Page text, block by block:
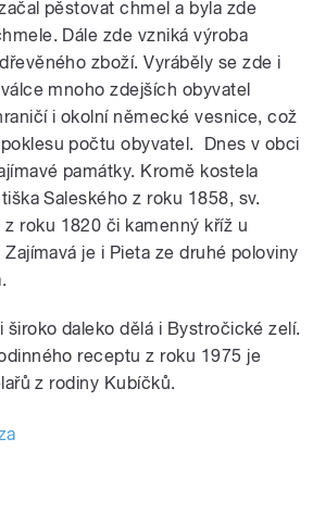
pěstovat chmel a byla zde
Dále zde vzniká výroba
zboží. Vyráběly se zde i
mnoho zdejších obyvatel
i okolní německé vesnice, což
počtu obyvatel. Dnes v obci
památky. Kromě kostela
Saleského z roku 1858, sv.
roku 1820 či kamenný kříž u
je i Pieta ze druhé poloviny
široko daleko dělá i Bystročické zelí.
receptu z roku 1975 je
z rodiny Kubíčků.